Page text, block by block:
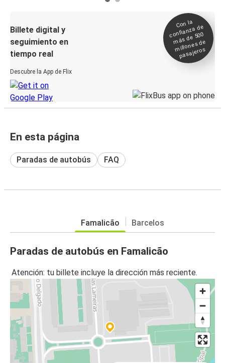
Billete digital y
seguimiento en
tiempo real
Descubre la App de Flix
Con la
confianza de
más de 500
millones de
pasajeros
En esta página
Paradas de autobús FAQ
Famalicão Barcelos
Paradas de autobús en Famalicão
Atención: tu billete incluye la dirección más reciente.